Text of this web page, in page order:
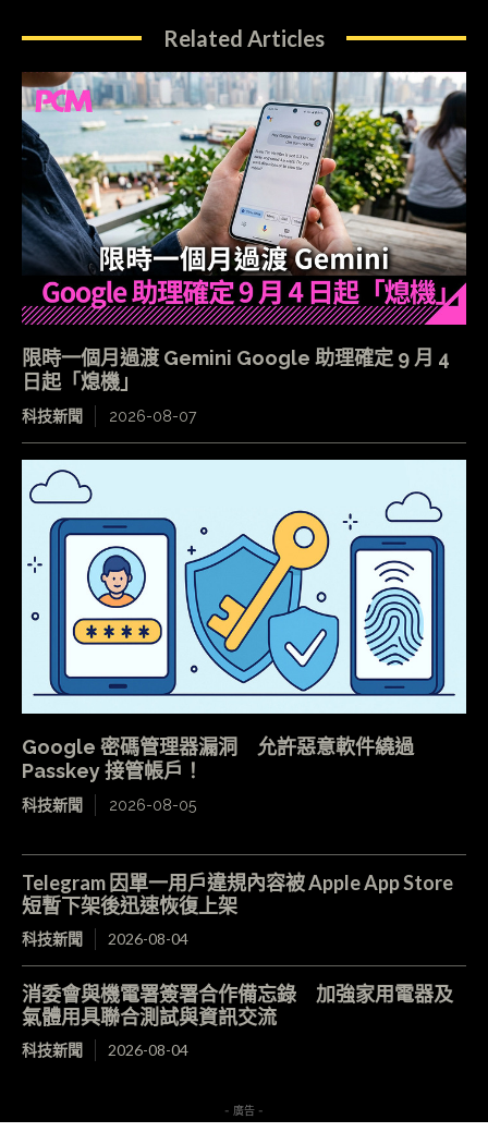
Related Articles
限時一個月過渡 Gemini Google 助理確定 9 月 4
日起「熄機」
科技新聞 2026-08-07
Google 密碼管理器漏洞 允許惡意軟件繞過
Passkey 接管帳戶！
科技新聞 2026-08-05
Telegram 因單一用戶違規內容被 Apple App Store
短暫下架後迅速恢復上架
科技新聞 2026-08-04
消委會與機電署簽署合作備忘錄 加強家用電器及
氣體用具聯合測試與資訊交流
科技新聞 2026-08-04
- 廣告 -